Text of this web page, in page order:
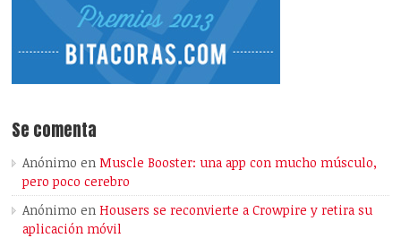
Se comenta
Anónimo enMuscle Booster: una app con mucho músculo,
pero poco cerebro
Anónimo enHousers se reconvierte a Crowpire y retira su
aplicación móvil